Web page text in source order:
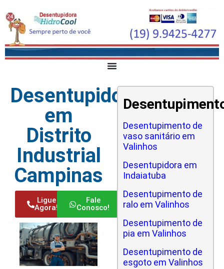
Desentupidora
em
Distrito
Industrial
Campinas
Ligue
Agora!
Fale
Conosco!
Desentupimento de
vaso sanitário em
Valinhos
Desentupidora em
Indaiatuba
Desentupimento de
ralo em Valinhos
Desentupimento de
pia em Valinhos
Desentupimento de
esgoto em Valinhos